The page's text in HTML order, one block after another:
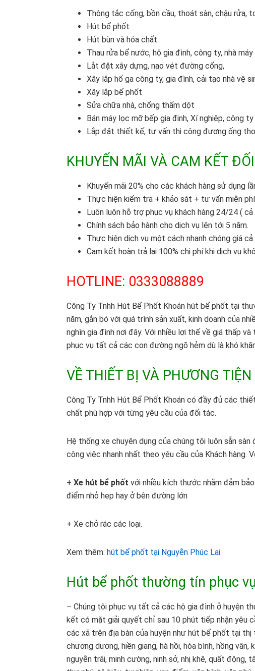
Thông tắc cống, bồn cầu, thoát sàn, chậu rửa,
Hút bể phốt
Hút bùn và hóa chất
Thau rửa bể nước, hộ gia đình, công ty, nhà máy
Lắt đặt xây dựng, nạo vét đường cống,
Xây lắp hố ga công ty, gia đình, cải tạo nhà vệ
Xây lắp bể phốt
Sửa chữa nhà, chống thấm dột
Bán máy lọc mỡ bếp gia đinh, Xí nghiệp, công ty
Lắp đặt thiết kế, tư vấn thi công đương ống
KHUYẾN MÃI VÀ CAM KẾT
Khuyến mãi 20% cho các khách hàng sử dụng
Thực hiện kiểm tra + khảo sát + tư vấn miễn
Luôn luôn hỗ trợ phục vụ khách hàng 24/24 (
Chính sách bảo hành cho dịch vụ lên tới 5 năm.
Thực hiện dịch vụ một cách nhanh chóng giá
Cam kết hoàn trả lại 100% chi phí khi dịch vụ
HOTLINE: 0333088889
Công Ty Tnhh Hút Bể Phốt Khoán hút bể phốt tại
năm, gắn bó với quá trình sản xuất, kinh doanh của
nghìn gia đình nơi đây. Với nhiều lợi thế về giá thấp
phục vụ tất cả các con đường ngõ hẻm dù là khó
VỀ THIẾT BỊ VÀ PHƯƠNG TIỆN
Công Ty Tnhh Hút Bể Phốt Khoán có đầy đủ các
chất phù hợp với từng yêu cầu của đối tác.
Hệ thống xe chuyên dụng của chúng tôi luôn sẵn
công việc nhanh nhất theo yêu cầu của Khách hàng.
+ Xe hút bể phốt với nhiều kích thước nhằm đảm
điểm nhỏ hẹp hay ở bên đường lớn
+ Xe chở rác các loại.
Xem thêm: hút bể phốt tại Nguyễn Phúc Lai
Hút bể phốt thường tín phục
– Chúng tôi phục vụ tất cả các hộ gia đình ở huyện
kết có mặt giải quyết chỉ sau 10 phút tiếp nhận yêu
các xã trên địa bàn của huyện như hút bể phốt tại
chương dương, hiền giang, hà hồi, hòa bình, hồng vân,
nguyễn trãi, minh cường, ninh sở, nhị khê, quất động,